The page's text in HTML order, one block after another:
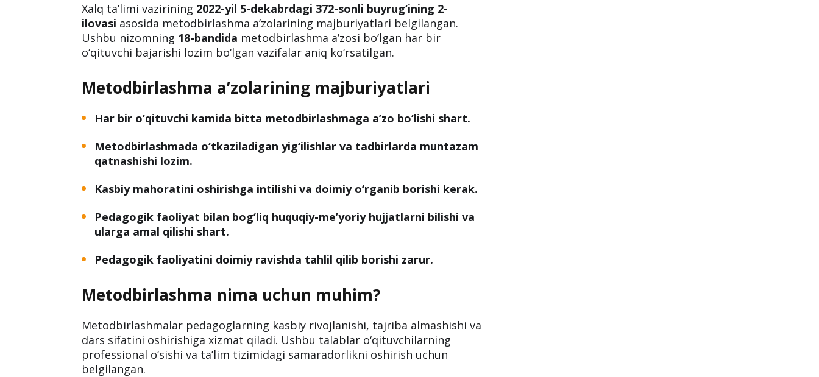
Xalq ta’limi vazirining 2022-yil 5-dekabrdagi 372-sonli buyrug‘ining 2-
ilovasi asosida metodbirlashma a’zolarining majburiyatlari belgilangan.
Ushbu nizomning 18-bandida metodbirlashma a’zosi bo‘lgan har bir
o‘qituvchi bajarishi lozim bo‘lgan vazifalar aniq ko‘rsatilgan.
Metodbirlashma a’zolarining majburiyatlari
Har bir o‘qituvchi kamida bitta metodbirlashmaga a’zo bo‘lishi shart.
Metodbirlashmada o‘tkaziladigan yig‘ilishlar va tadbirlarda muntazam
qatnashishi lozim.
Kasbiy mahoratini oshirishga intilishi va doimiy o‘rganib borishi kerak.
Pedagogik faoliyat bilan bog‘liq huquqiy-me’yoriy hujjatlarni bilishi va
ularga amal qilishi shart.
Pedagogik faoliyatini doimiy ravishda tahlil qilib borishi zarur.
Metodbirlashma nima uchun muhim?
Metodbirlashmalar pedagoglarning kasbiy rivojlanishi, tajriba almashishi va
dars sifatini oshirishiga xizmat qiladi. Ushbu talablar o‘qituvchilarning
professional o‘sishi va ta’lim tizimidagi samaradorlikni oshirish uchun
belgilangan.